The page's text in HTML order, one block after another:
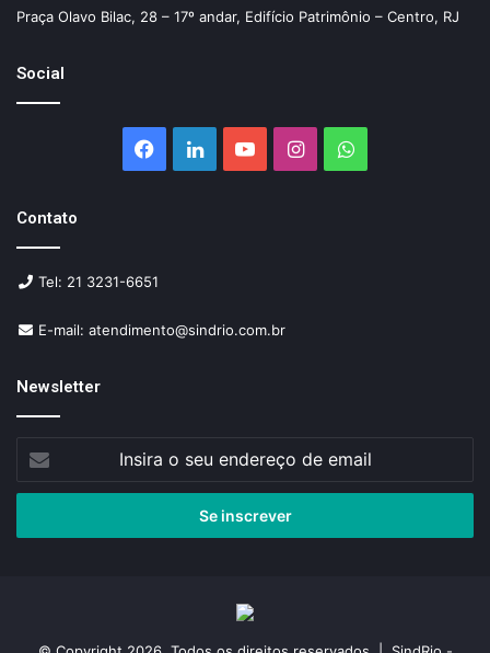
Praça Olavo Bilac, 28 – 17º andar, Edifício Patrimônio – Centro, RJ
Social
Facebook
LinkedinYouTubeInstagramWhatsApp
Contato
Tel: 21 3231-6651
E-mail: atendimento@sindrio.com.br
Newsletter
seu
de